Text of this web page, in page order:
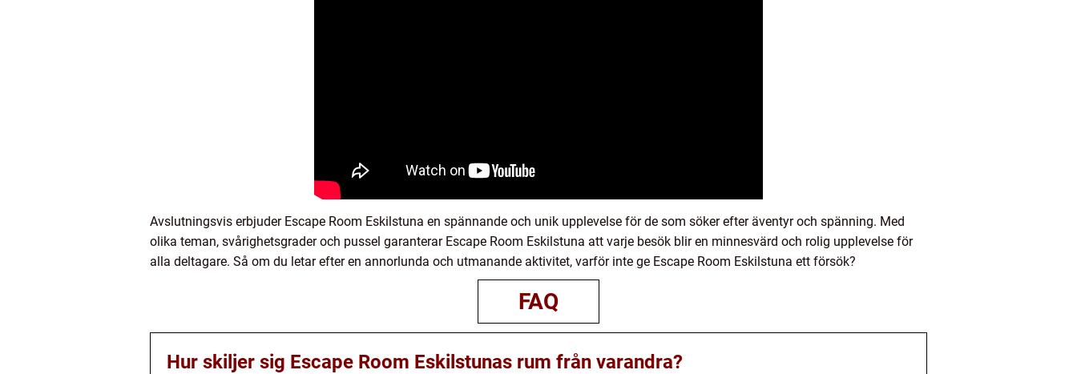
Avslutningsvis erbjuder Escape Room Eskilstuna en spännande och unik upplevelse för de som söker efter äventyr och spänning. Med
olika teman, svårighetsgrader och pussel garanterar Escape Room Eskilstuna att varje besök blir en minnesvärd och rolig upplevelse för
alla deltagare. Så om du letar efter en annorlunda och utmanande aktivitet, varför inte ge Escape Room Eskilstuna ett försök?
FAQ
Hur skiljer sig Escape Room Eskilstunas rum från varandra?